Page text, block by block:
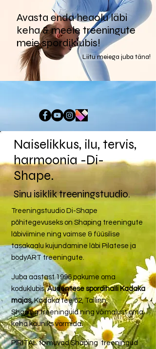
Avasta enda heaolu läbi
keha & meele treeningute
meie spordiklubis!
Liitu meiega juba täna!
Naiselikkus, ilu, tervis,
harmoonia -Di-
Shape.
Sinu isiklik treeningstuudio.
Treeningstuudio Di-Shape
põhitegevuseks on Shaping treeningute
läbiviimine ning vaimse & füüsilise
tasakaalu kujundamine läbi Pilatese ja
bodyART treeningute.
Juba aastast 1996 pakume oma
koduklubis,Audentese spordihalli Kadaka
majas,Kadaka tee 62, Tallinn,
Shaping treeninguid ning võimalust oma
keha kauniks vormida.
PIRITAL toimuvad Shaping treeningud